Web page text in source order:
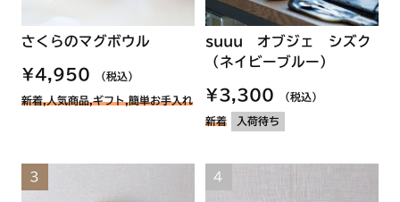
さくらのマグボウル
¥4,950 （税込）
新着,人気商品,ギフト,簡単お手入れ
suuu オブジェ シズク
（ネイビーブルー）
¥3,300 （税込）
新着 入荷待ち